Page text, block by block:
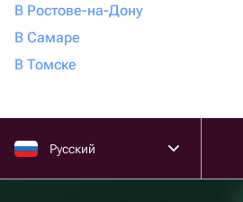
В Ростове-на-Дону
В Самаре
В Томске
Русский